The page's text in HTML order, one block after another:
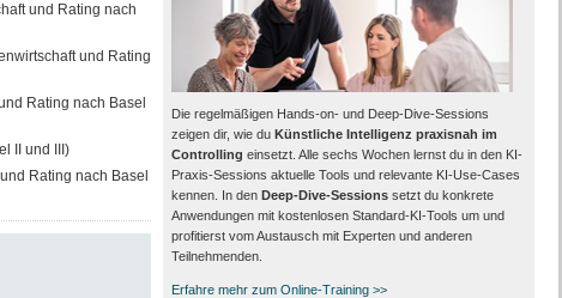
und Rating nach
und Rating
Rating nach Basel
II und III)
Rating nach Basel
Die regelmäßigen Hands-on- und Deep-Dive-Sessions
zeigen dir, wie du Künstliche Intelligenz praxisnah im
Controlling einsetzt. Alle sechs Wochen lernst du in den KI-
Praxis-Sessions aktuelle Tools und relevante KI-Use-Cases
kennen. In den Deep-Dive-Sessionssetzt du konkrete
Anwendungen mit kostenlosen Standard-KI-Tools um und
profitierst vom Austausch mit Experten und anderen
Teilnehmenden.
Erfahre mehr zum Online-Training >>